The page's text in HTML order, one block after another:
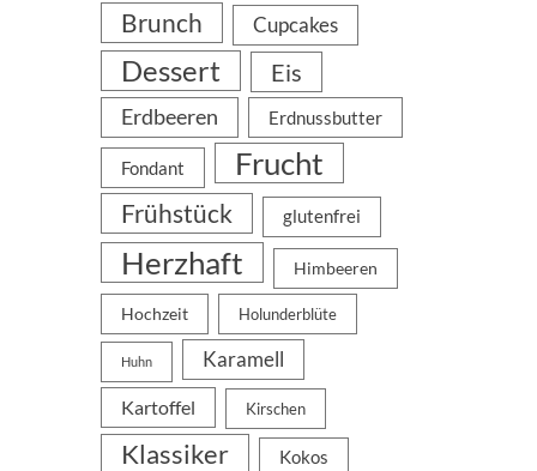
Brunch Cupcakes
Dessert Eis
Erdbeeren Erdnussbutter
Fondant Frucht
Frühstück glutenfrei
Herzhaft Himbeeren
Hochzeit Holunderblüte
Huhn Karamell
Kartoffel Kirschen
Klassiker Kokos